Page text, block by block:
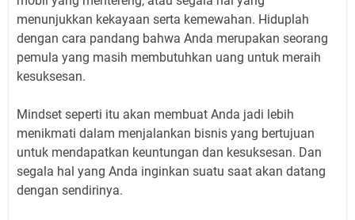
menunjukkan kekayaan serta kemewahan. Hiduplah
dengan cara pandang bahwa Anda merupakan seorang
pemula yang masih membutuhkan uang untuk meraih
kesuksesan.
Mindset seperti itu akan membuat Anda jadi lebih
menikmati dalam menjalankan bisnis yang bertujuan
untuk mendapatkan keuntungan dan kesuksesan. Dan
segala hal yang Anda inginkan suatu saat akan datang
dengan sendirinya.